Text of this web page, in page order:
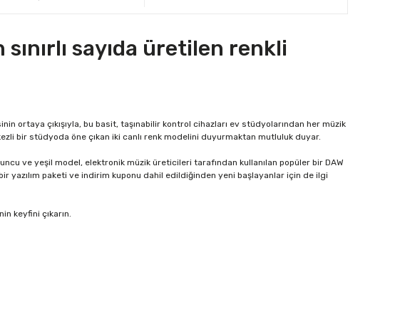
sayıda üretilen renkli
ortaya çıkışıyla, bu basit, taşınabilir kontrol cihazları ev stüdyolarından her müzik
bir stüdyoda öne çıkan iki canlı renk modelini duyurmaktan mutluluk duyar.
ve yeşil model, elektronik müzik üreticileri tarafından kullanılan popüler bir DAW
yazılım paketi ve indirim kuponu dahil edildiğinden yeni başlayanlar için de ilgi
keyfini çıkarın.